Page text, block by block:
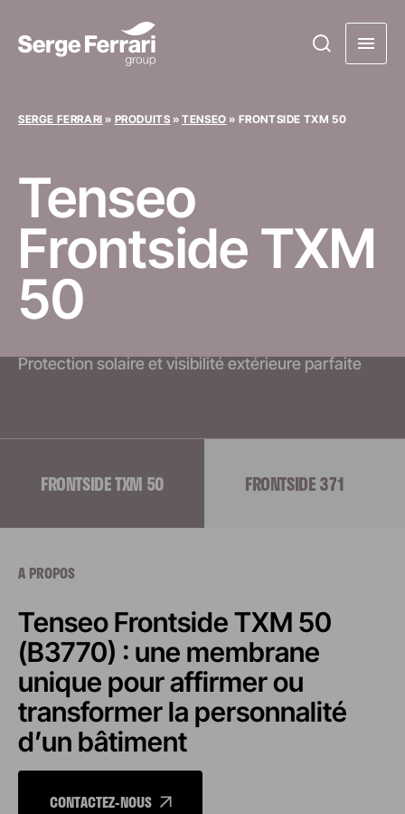
SERGE FERRARI » PRODUITS »TENSEO » FRONTSIDE TXM 50
Tenseo
Frontside TXM
50
Protection solaire et visibilité extérieure parfaite
FRONTSIDE TXM 50 FRONTSIDE 371
A PROPOS
Tenseo Frontside TXM 50
(B3770) : une membrane
unique pour affirmer ou
transformer la personnalité
d’un bâtiment
CONTACTEZ-NOUS